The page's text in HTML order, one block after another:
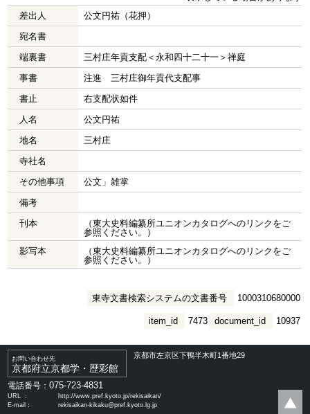
差出人
公文円祐（花押）
宛名書
端裏書
三村庄年貢支配＜永和四十二十一＞禅庭
事書
注進 三村庄御年貢代支配事
書止
右支配状如件
人名
公文円祐
地名
三村庄
寺社名
その他事項
公文」雑掌
備考
刊本
（東大史料編纂所ユニオンカタログへのリンクをご
参照ください。）
影写本
（東大史料編纂所ユニオンカタログへのリンクをご
参照ください。）
東寺文書検索システムの文書番号 1000310680000
document_id 10937
item_id 7473
お問い合わせ先
京都府立京都学・歴彩館
京都市左京区下鴨半木町1番地29
電話番号：075-723-4831
URL ：
http://www.pref.kyoto.jp/rekisaikan/
E-mail：
rekisaikan-kikaku@pref.kyoto.lg.jp